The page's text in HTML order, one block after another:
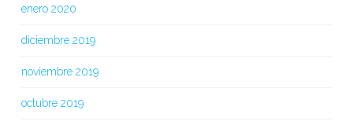
enero 2020
diciembre 2019
noviembre 2019
octubre 2019